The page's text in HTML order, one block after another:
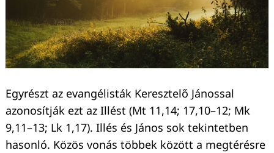
Egyrészt az evangélisták Keresztelő Jánossal
azonosítják ezt az Illést (Mt 11,14; 17,10–12; Mk
9,11–13; Lk 1,17). Illés és János sok tekintetben
hasonló. Közös vonás többek között a megtérésre